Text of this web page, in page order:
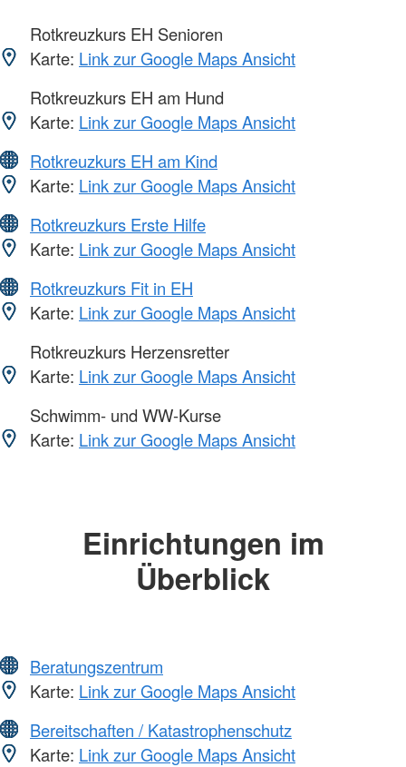
Rotkreuzkurs EH Senioren
Karte: Link zur Google Maps Ansicht
Rotkreuzkurs EH am Hund
Karte: Link zur Google Maps Ansicht
Rotkreuzkurs EH am Kind
Karte: Link zur Google Maps Ansicht
Rotkreuzkurs Erste Hilfe
Karte: Link zur Google Maps Ansicht
Rotkreuzkurs Fit in EH
Karte: Link zur Google Maps Ansicht
Rotkreuzkurs Herzensretter
Karte: Link zur Google Maps Ansicht
Schwimm- und WW-Kurse
Karte: Link zur Google Maps Ansicht
Einrichtungen im
Überblick
Beratungszentrum
Karte: Link zur Google Maps Ansicht
Bereitschaften / Katastrophenschutz
Karte: Link zur Google Maps Ansicht